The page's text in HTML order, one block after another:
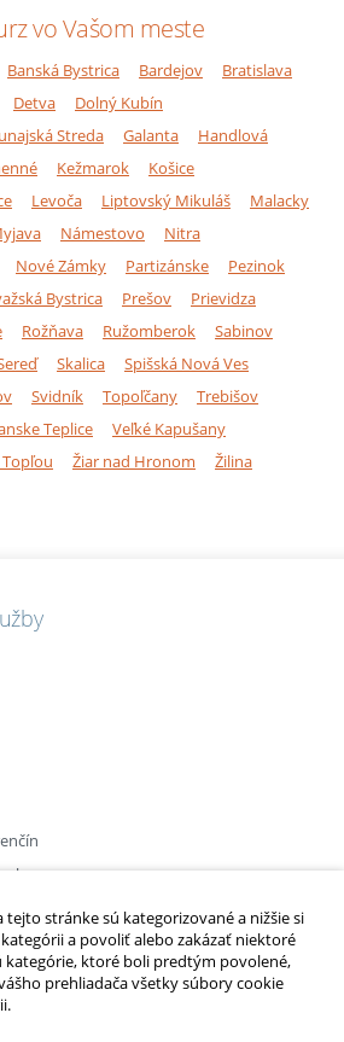
vo Vašom meste
Banská Bystrica Bardejov
Bratislava
Detva
Dolný Kubín
Streda Galanta
Handlová
Kežmarok
Košice
Levoča Liptovský Mikuláš
Malacky
Námestovo
Nitra
Nové Zámky Partizánske
Pezinok
Bystrica Prešov
Prievidza
Rožňava Ružomberok
Sabinov
Skalica
Spišská Nová Ves
Svidník Topoľčany
Trebišov
Teplice
Veľké Kapušany
Žiar nad Hronom
Žilina
kurz.sk
stránke sú kategorizované a nižšie si
a povoliť alebo zakázať niektoré
kategórie, ktoré boli predtým povolené,
prehliadača všetky súbory cookie